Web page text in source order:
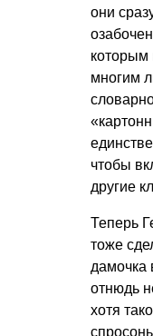
они
многим
чтобы
другие
Теперь
тоже
дамочка
отнюдь
хотя